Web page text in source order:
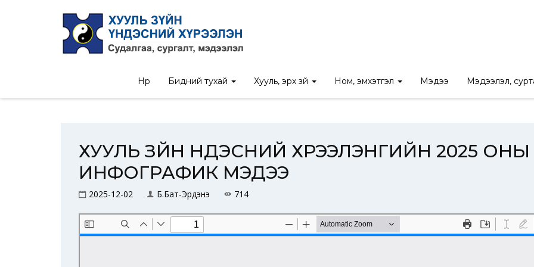
Нүүр Бидний тухай Хууль, эрх зүй Ном, эмхэтгэл Мэдээ Мэдээлэл,
Нүүр / Мэдээ / ХУУЛЬ ЗҮЙН ҮНДЭСНИЙ ХҮРЭЭЛЭНГИЙН 2025 ОНЫ 11 ДУГААР
ХУУЛЬ ЗҮЙН ҮНДЭСНИЙ ХҮРЭЭЛЭНГИЙН 2025
ИНФОГРАФИК МЭДЭЭ
2025-12-02 Б.Бат-Эрдэнэ 714